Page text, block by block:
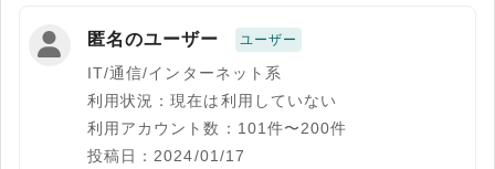
匿名のユーザー ユーザー
IT/通信/インターネット系
利用状況：現在は利用していない
利用アカウント数：101件〜200件
投稿日：2024/01/17